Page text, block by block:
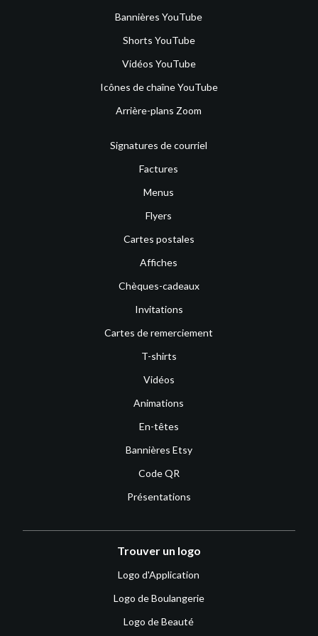
Bannières YouTube
Shorts YouTube
Vidéos YouTube
Icônes de chaîne YouTube
Arrière-plans Zoom
Signatures de courriel
Factures
Menus
Flyers
Cartes postales
Affiches
Chèques-cadeaux
Invitations
Cartes de remerciement
T-shirts
Vidéos
Animations
En-têtes
Bannières Etsy
Code QR
Présentations
Trouver un logo
Logo d'Application
Logo de Boulangerie
Logo de Beauté